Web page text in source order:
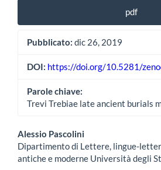
pdf
Pubblicato: dic 26, 2019
DOI: https://doi.org/10.5281/
Parole chiave:
Trevi Trebiae late ancient burials
Contenuto
principale
Alessio Pascolini
Dipartimento di Lettere, lingue-
antiche e moderne Università degli